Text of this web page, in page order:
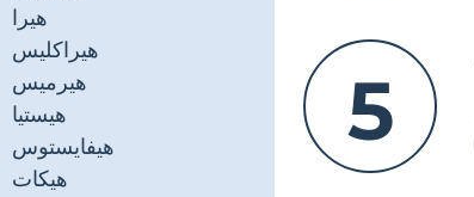
هيرا
هيراكليس
هيرميس
هيستيا
هيفايستوس
هيكات
5